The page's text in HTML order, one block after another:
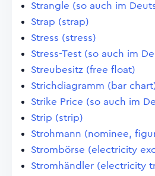
Strangle (so auch im
Strap (strap)
Stress (stress)
Stress-Test (so auch im
Streubesitz (free float)
Strichdiagramm (bar
Strike Price (so auch im
Strip (strip)
Strohmann (nominee,
Strombörse (electricity
Stromhändler (electricity